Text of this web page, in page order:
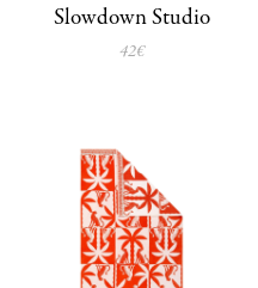
Slowdown Studio
42€